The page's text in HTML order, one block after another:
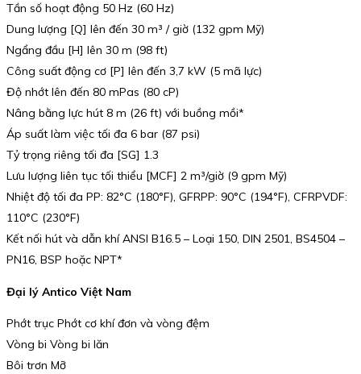
Tần số hoạt động 50 Hz (60 Hz)
Dung lượng [Q] lên đến 30 m³ / giờ (132 gpm Mỹ)
Ngẩng đầu [H] lên 30 m (98 ft)
Công suất động cơ [P] lên đến 3,7 kW (5 mã lực)
Độ nhớt lên đến 80 mPas (80 cP)
Nâng bằng lực hút 8 m (26 ft) với buồng mồi*
Áp suất làm việc tối đa 6 bar (87 psi)
Tỷ trọng riêng tối đa [SG] 1.3
Lưu lượng liên tục tối thiểu [MCF] 2 m³/giờ (9 gpm Mỹ)
Nhiệt độ tối đa PP: 82°C (180°F), GFRPP: 90°C (194°F), CFRPVDF:
110°C (230°F)
Kết nối hút và dẫn khí ANSI B16.5 – Loại 150, DIN 2501, BS4504 –
PN16, BSP hoặc NPT*
Đại lý Antico Việt Nam
Phớt trục Phớt cơ khí đơn và vòng đệm
Vòng bi Vòng bi lăn
Bôi trơn Mỡ